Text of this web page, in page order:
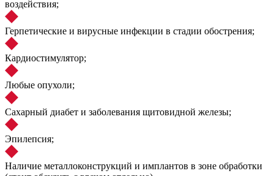
воздействия;
Герпетические и вирусные инфекции в стадии обострения;
Кардиостимулятор;
Любые опухоли;
Сахарный диабет и заболевания щитовидной железы;
Эпилепсия;
Наличие металлоконструкций и имплантов в зоне обработки